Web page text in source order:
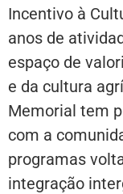
Incentivo à
anos de
espaço de
e da cultura
Memorial tem
com a
programas
integração